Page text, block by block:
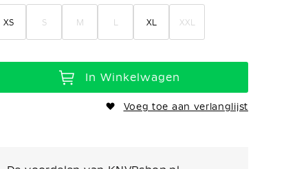
XS S M L XL XXL
In Winkelwagen
Voeg toe aan verlanglijst